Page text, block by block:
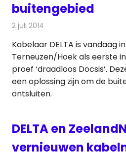
buitengebied
2 juli 2014
Kabelaar DELTA is vandaag
Terneuzen/Hoek als eerste
proef ‘draadloos Docsis’.
een oplossing zijn om de
ontsluiten.
DELTA en
vernieuwen